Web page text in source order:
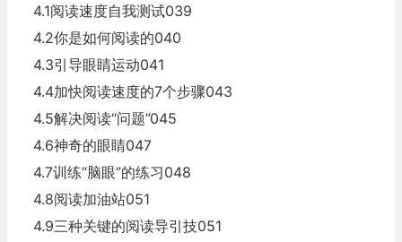
4.1阅读速度自我测试039
4.2你是如何阅读的040
4.3引导眼睛运动041
4.4加快阅读速度的7个步骤043
4.5解决阅读“问题”045
4.6神奇的眼睛047
4.7训练“脑眼”的练习048
4.8阅读加油站051
4.9三种关键的阅读导引技051